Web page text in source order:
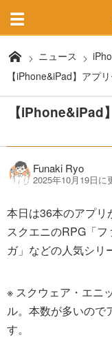
ニュース
【iPhone&iPad】アプ
【iPhone&iPad
Funaki Ryo
2025年10月19日に
本日は36本のアプリ
スクエニのRPG「
ガ」などの人気シリ
※ スクウェア・エニ
ル。本数が多いので
す。